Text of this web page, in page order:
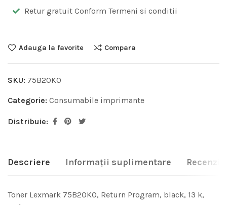
Retur gratuit Conform Termeni si conditii
Adauga la favorite Compara
SKU: 75B20K0
Categorie: Consumabile imprimante
Distribuie:
Descriere Informații suplimentare Recenzii
Toner Lexmark 75B20K0, Return Program, black, 13 k,